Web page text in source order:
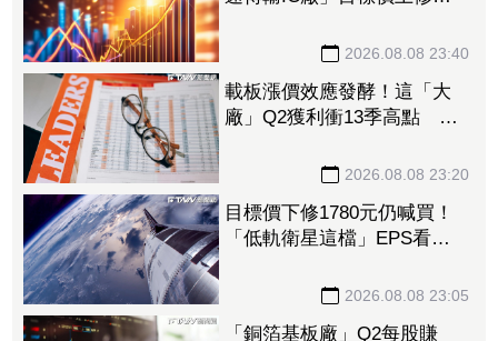
2026.08.08 23:40
載板漲價效應發酵！這「大
廠」Q2獲利衝13季高點 再
2026.08.08 23:20
目標價下修1780元仍喊買！
「低軌衛星這檔」EPS看至
2026.08.08 23:05
「銅箔基板廠」Q2每股賺